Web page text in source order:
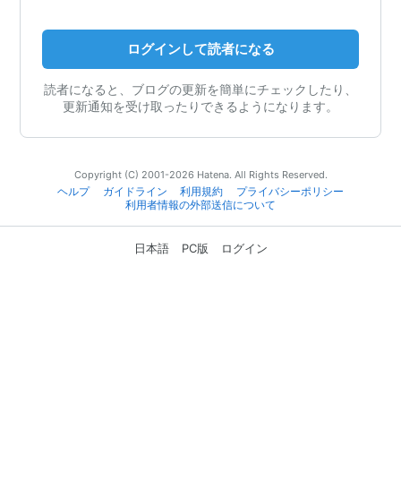
ログインして読者になる
読者になると、ブログの更新を簡単にチェックしたり、
更新通知を受け取ったりできるようになります。
Copyright (C) 2001-2026 Hatena. All Rights Reserved.
ヘルプ
ガイドライン 利用規約
プライバシーポリシー
利用者情報の外部送信について
日本語 PC版 ログイン